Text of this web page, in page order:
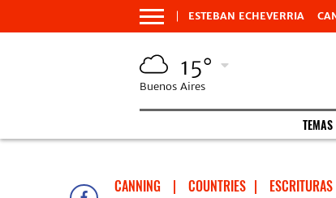
ESTEBAN ECHEVERRIA
15°
Buenos Aires
CANNING | COUNTRIES | ESCRITURAS